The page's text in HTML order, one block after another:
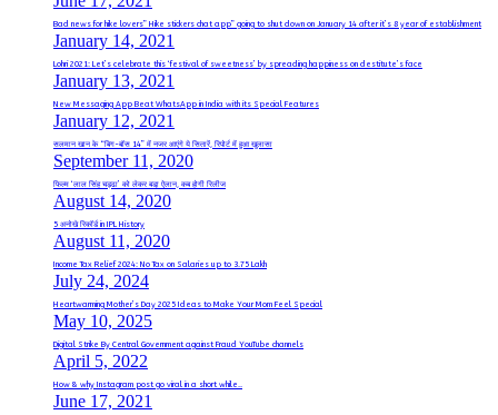
Bad news for hike lovers” Hike stickers chat app” going to shut down on January 14 after it’s 8 year of establishment
January 14, 2021
Lohri 2021: Let’s celebrate this ‘festival of sweetness’ by spreading happiness on destitute’s face
January 13, 2021
New Messaging App Beat WhatsApp in India with its Special Features
January 12, 2021
सलमान खान के “बिग-बॉस 14” में नजर आएंगे ये सितारें, रिपोर्ट में हुआ खुलासा
September 11, 2020
फिल्म ‘लाल सिंह चड्ढा’ को लेकर बडा़ ऐलान, कब होगी रिलीज
August 14, 2020
5 अनोखे रिकॉर्ड in IPL History
August 11, 2020
Income Tax Relief 2024: No Tax on Salaries up to 3.75 Lakh
July 24, 2024
Heartwarming Mother’s Day 2025 Ideas to Make Your Mom Feel Special
May 10, 2025
Digital Strike By Central Government against Fraud YouTube channels
April 5, 2022
How & why Instagram post go viral in a short while..
June 17, 2021